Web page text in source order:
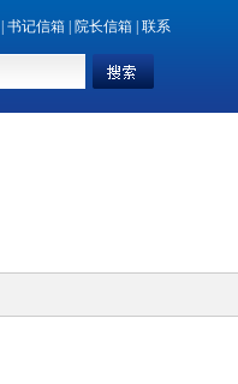
书记信箱 院长信箱
联系